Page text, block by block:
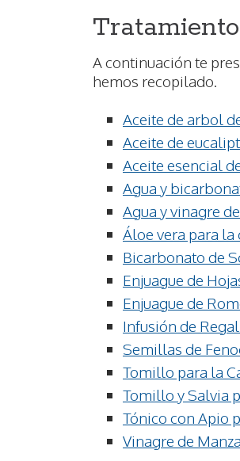
A continuación te
hemos recopilado.
Aceite de arbol
Aceite de
Aceite esencial
Agua y
Agua y vinagre
Áloe vera para la
Bicarbonato de
Enjuague de
Enjuague de
Infusión de
Semillas de
Tomillo para la
Tomillo y Salvia
Tónico con Apio
Vinagre de